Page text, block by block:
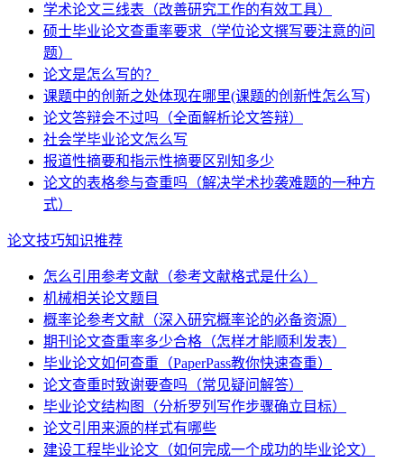
学术论文三线表（改善研究工作的有效工具）
硕士毕业论文查重率要求（学位论文撰写要注意的问
题）
论文是怎么写的？
课题中的创新之处体现在哪里(课题的创新性怎么写)
论文答辩会不过吗（全面解析论文答辩）
社会学毕业论文怎么写
报道性摘要和指示性摘要区别知多少
论文的表格参与查重吗（解决学术抄袭难题的一种方
式）
论文技巧知识推荐
怎么引用参考文献（参考文献格式是什么）
机械相关论文题目
概率论参考文献（深入研究概率论的必备资源）
期刊论文查重率多少合格（怎样才能顺利发表）
毕业论文如何查重（PaperPass教你快速查重）
论文查重时致谢要查吗（常见疑问解答）
毕业论文结构图（分析罗列写作步骤确立目标）
论文引用来源的样式有哪些
建设工程毕业论文（如何完成一个成功的毕业论文）